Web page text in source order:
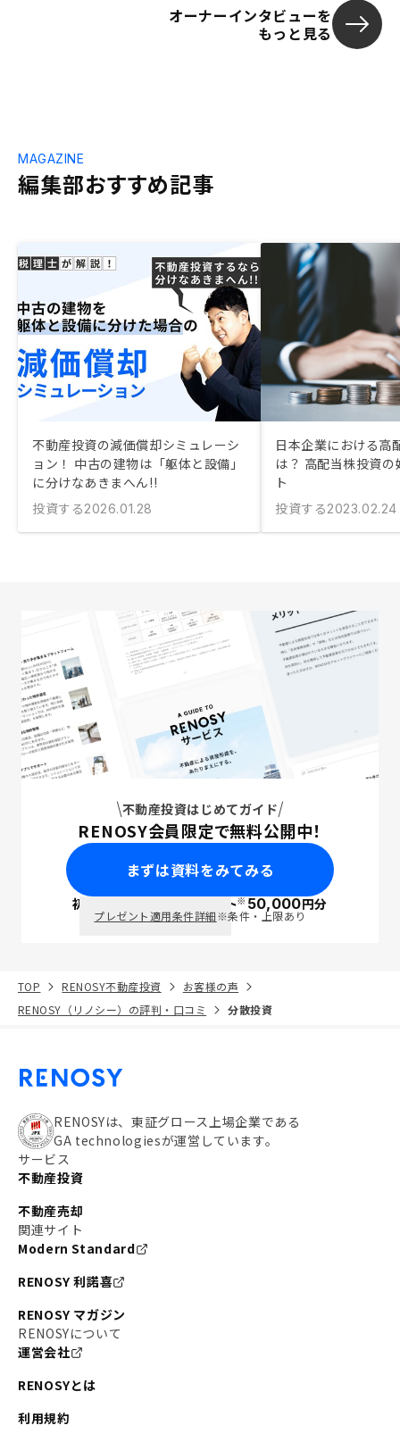
オーナーインタビューを
もっと見る
編集部おすすめ記事
MAGAZINE
不動産投資の減価償却シミュレーシ
ョン！ 中古の建物は「躯体と設備」
に分けなあきまへん!!
投資する2026.01.28
日本企業における高
は？ 高配当株投資
ト
投資する2023.02.24
不動産投資はじめてガイド
RENOSY会員限定で無料公開中！
まずは資料をみてみる
初回面談で ポイント※50,000円分
プレゼント適用条件詳細※条件・上限あり
TOP RENOSY不動産投資
お客様の声
RENOSY（リノシー）の評判・口コミ
分散投資
RENOSYは、東証グロース上場企業である
GA technologiesが運営しています。
サービス
不動産投資
不動産売却
関連サイト
Modern Standard
RENOSY 利諾喜
RENOSY マガジン
RENOSYについて
運営会社
RENOSYとは
利用規約